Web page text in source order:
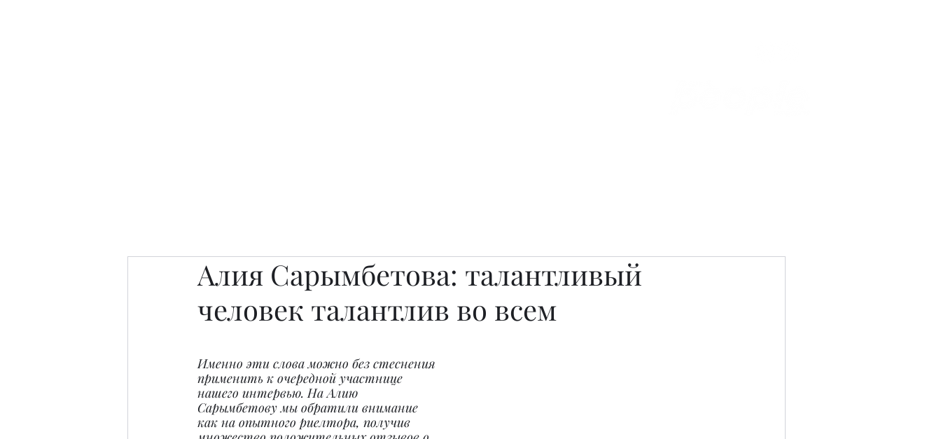
Алия Сарымбетова: талантливый
человек талантлив во всем
Именно эти слова можно без стеснения
применить к очередной участнице
нашего интервью. На Алию
Сарымбетову мы обратили внимание
как на опытного риелтора, получив